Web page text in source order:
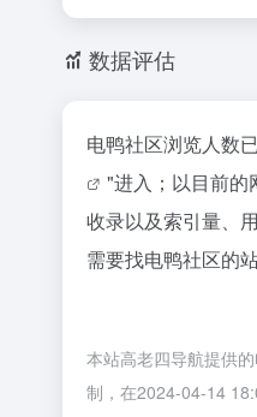
数据评估
电鸭社区浏览人数
"进入；以目前的
收录以及索引量、
需要找电鸭社区的
本站高老四导航提供
制，在2024-04-14